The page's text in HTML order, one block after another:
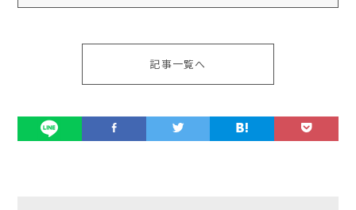
記事一覧へ